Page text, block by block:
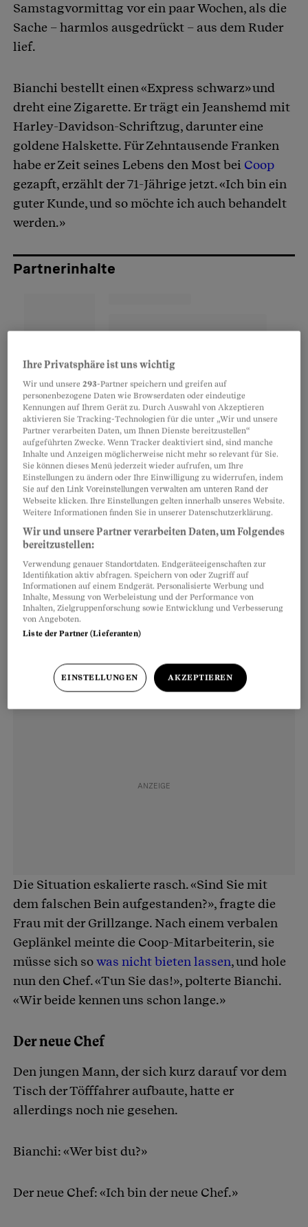
Samstagvormittag vor ein paar Wochen, als die
Sache – harmlos ausgedrückt – aus dem Ruder
lief.
Bianchi bestellt einen «Express schwarz» und
dreht eine Zigarette. Er trägt ein Jeanshemd mit
Harley-Davidson-Schriftzug, darunter eine
goldene Halskette. Für Zehntausende Franken
habe er Zeit seines Lebens den Most bei Coop
gezapft, erzählt der 71-Jährige jetzt. «Ich bin ein
guter Kunde, und so möchte ich auch behandelt
werden.»
Partnerinhalte
Aus Geplänkel wird Streit
Was ist passiert? Coop will die Vorgänge «aus
Gründen des Persönlichkeitsschutzes» nicht
kommentieren. Bianchi schildert sie so: «Da
stand eine Frau am Grill, die offensichtlich keine
Ahnung von der Materie hatte.» Eine Seite seiner
Bratwurstsei verkohlt gewesen, die andere
praktisch roh. Als er der Angestellten das Münz
wann grillieren hier die Schnupperstifte?»
Die Situation eskalierte rasch. «Sind Sie mit
dem falschen Bein aufgestanden?», fragte die
Frau mit der Grillzange. Nach einem verbalen
Geplänkel meinte die Coop-Mitarbeiterin, sie
müsse sich sowas nicht bieten lassen, und hole
nun den Chef. «Tun Sie das!», polterte Bianchi.
«Wir beide kennen uns schon lange.»
Der neue Chef
Den jungen Mann, der sich kurz darauf vor dem
Tisch der Töfffahrer aufbaute, hatte er
allerdings noch nie gesehen.
Bianchi: «Wer bist du?»
Der neue Chef: «Ich bin der neue Chef.»
Ihre Privatsphäre ist uns wichtig
Wir und unsere293-Partner speichern und greifen auf
personenbezogene Daten wie Browserdaten oder eindeutige
Kennungen auf Ihrem Gerät zu. Durch Auswahl von Akzeptieren
aktivieren Sie Tracking-Technologien für die unter „Wir und unsere
Partner verarbeiten Daten, um Ihnen Dienste bereitzustellen“
aufgeführten Zwecke. Wenn Tracker deaktiviert sind, sind manche
Inhalte und Anzeigen möglicherweise nicht mehr so relevant für Sie.
Sie können dieses Menü jederzeit wieder aufrufen, um Ihre
Einstellungen zu ändern oder Ihre Einwilligung zu widerrufen, indem
Sie auf den Link Voreinstellungen verwalten am unteren Rand der
Webseite klicken. Ihre Einstellungen gelten innerhalb unseres Website.
Weitere Informationen finden Sie in unserer Datenschutzerklärung.
Wir und unsere Partner verarbeiten Daten, um Folgendes
bereitzustellen:
Verwendung genauer Standortdaten. Endgeräteeigenschaften zur
Identifikation aktiv abfragen. Speichern von oder Zugriff auf
Informationen auf einem Endgerät. Personalisierte Werbung und
Inhalte, Messung von Werbeleistung und der Performance von
Inhalten, Zielgruppenforschung sowie Entwicklung und Verbesserung
von Angeboten.
Liste der Partner (Lieferanten)
EINSTELLUNGEN AKZEPTIEREN